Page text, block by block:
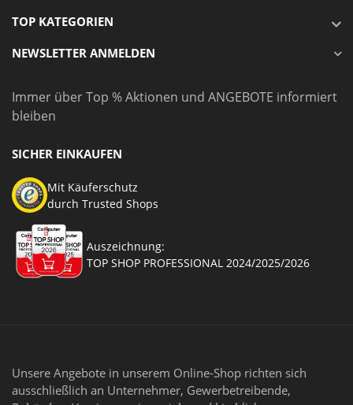
TOP KATEGORIEN
NEWSLETTER ANMELDEN
Immer über Top % Aktionen und ANGEBOTE informiert
bleiben
SICHER EINKAUFEN
Mit Käuferschutz
durch Trusted Shops
Auszeichnung:
TOP SHOP PROFESSIONAL 2024/2025/2026
Unsere Angebote in unserem Online-Shop richten sich
ausschließlich an Unternehmer, Gewerbetreibende,